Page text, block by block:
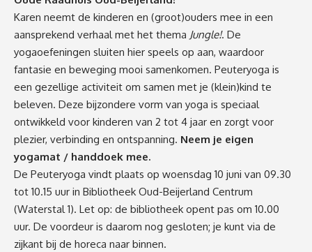
Karen neemt de kinderen en (groot)ouders mee in een
aansprekend verhaal met het thema Jungle!. De
yogaoefeningen sluiten hier speels op aan, waardoor
fantasie en beweging mooi samenkomen. Peuteryoga is
een gezellige activiteit om samen met je (klein)kind te
beleven. Deze bijzondere vorm van yoga is speciaal
ontwikkeld voor kinderen van 2 tot 4 jaar en zorgt voor
plezier, verbinding en ontspanning. Neem je eigen
yogamat / handdoek mee.
De Peuteryoga vindt plaats op woensdag 10 juni van 09.30
tot 10.15 uur in Bibliotheek Oud-Beijerland Centrum
(Waterstal 1). Let op: de bibliotheek opent pas om 10.00
uur. De voordeur is daarom nog gesloten; je kunt via de
zijkant bij de horeca naar binnen.